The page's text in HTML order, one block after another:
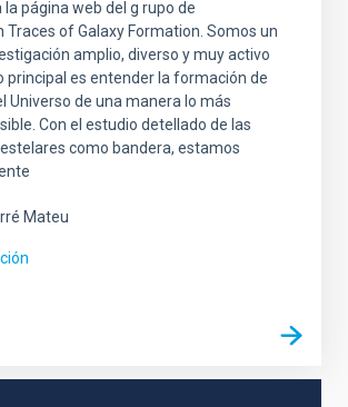
la página web del g rupo de
Traces of Galaxy Formation. Somos un
amplio, diverso y muy activo
principal es entender la formación de
Universo de una manera lo más
Con el estudio detellado de las
como bandera, estamos
Mateu